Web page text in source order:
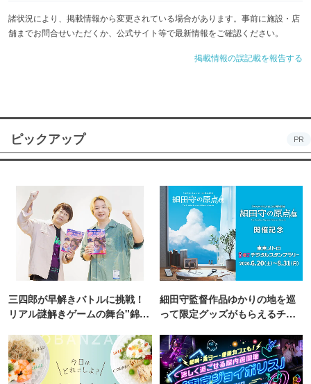
諸状況により、掲載情報から変更されている場合があります。事前に施設・店
舗までお問合せいただくか、公式サイト等で最新情報をご確認ください。
掲載情報の誤記載を報告する
ピックアップ PR
三四郎が早解きバトルに挑戦！
リアル謎解きゲームの舞台"錦糸
細田守監督作品ゆかりの地を巡
って限定グッズがもらえるチャ